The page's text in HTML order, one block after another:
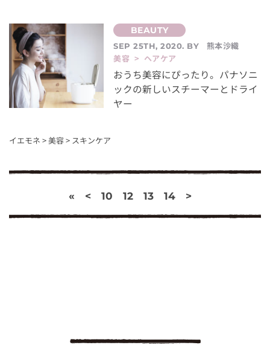
SEP 25TH, 2020. BY
熊本沙織
美容 > ヘアケア
おうち美容にぴったり。パナソニ
ックの新しいスチーマーとドライ
ヤー
イエモネ >美容> スキンケア
« < 10 12 13 14 >